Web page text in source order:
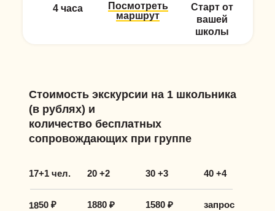
Старт от
вашей
школы
Посмотреть
маршрут
4 часа
30 +3
1580 ₽
40 +4
запрос
Стоимость экскурсии на 1 школьника
(в рублях) и
количество бесплатных
сопровождающих при группе
17+1 чел.
1850 ₽
20 +2
1880 ₽